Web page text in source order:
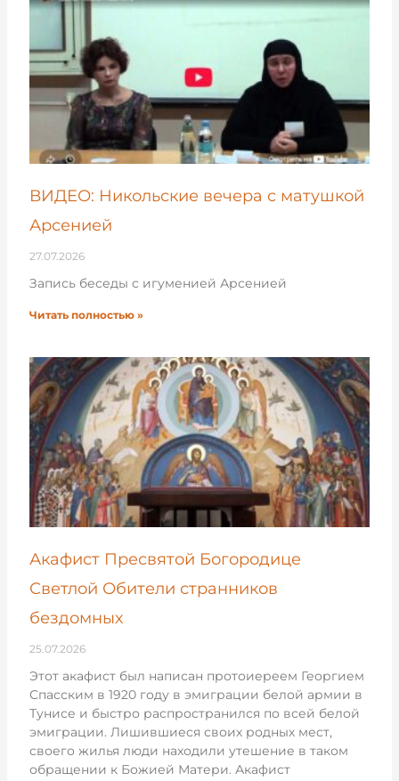
ВИДЕО: Никольские вечера с матушкой
Арсенией
27.07.2026
Запись беседы с игуменией Арсенией
Читать полностью »
Акафист Пресвятой Богородице
Светлой Обители странников
бездомных
25.07.2026
Этот акафист был написан протоиереем Георгием
Спасским в 1920 году в эмиграции белой армии в
Тунисе и быстро распространился по всей белой
эмиграции. Лишившиеся своих родных мест,
своего жилья люди находили утешение в таком
обращении к Божией Матери. Акафист